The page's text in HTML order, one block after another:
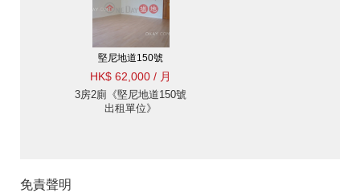
堅尼地道150號
HK$ 62,000 / 月
3房2廁《堅尼地道150號
出租單位》
免責聲明